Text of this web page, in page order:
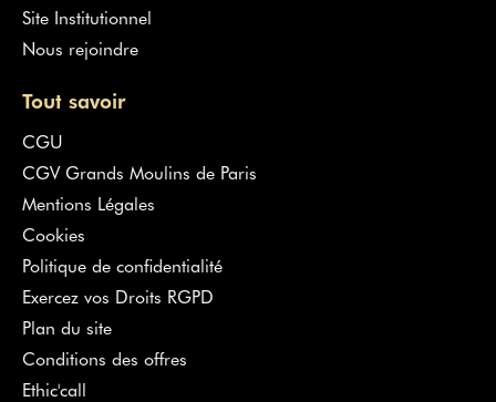
Site Institutionnel
Nous rejoindre
Tout savoir
CGU
CGV Grands Moulins de Paris
Mentions Légales
Cookies
Politique de confidentialité
Exercez vos Droits RGPD
Plan du site
Conditions des offres
Ethic'call